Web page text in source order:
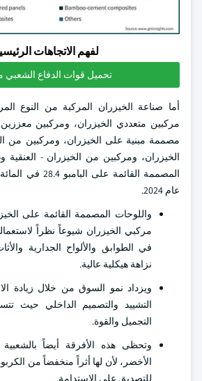
لفهم الاتجاهات
تحميل قوات الدفاع الشعبي
أما صناعة الخيزران المركبة من النوع
مركبين متعددي الخيزران، ومركبين
مصممة مبنية على الخيزران، ومركبين من
الخيزران، ومركبين من الخيزران - العنقية
المصممة القائمة
عام 2024.
واللوحات المصممة القائمة على
مركبي الخيزران شيوعاً نظراً
في الطوابق والألواح الجدارية
نزاهة هيكلية عالية.
ويزداد نمو السوق من خلال زيادة
التشييد والتصميم الداخلي حيث
التجميل والقوة.
وتحظى هذه الأفرقة أيضاً
الأخضر، لأن لها أثراً منخفضاً من
للتصديق على الاستدامة.